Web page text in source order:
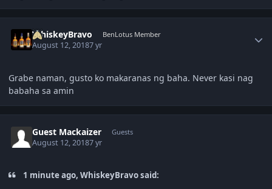
WhiskeyBravo BenLotus Member
August 12, 20187 yr
Grabe naman, gusto ko makaranas ng baha. Never kasi nag
babaha sa amin
Guest Mackaizer Guests
August 12, 20187 yr
1 minute ago, WhiskeyBravo said: